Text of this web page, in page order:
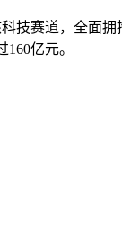
技赛道，全面
亿元。